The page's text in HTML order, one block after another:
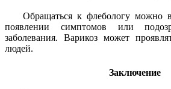
Обращаться к флебологу можно
появлении симптомов или
заболевания. Варикоз может
людей.
Заключение